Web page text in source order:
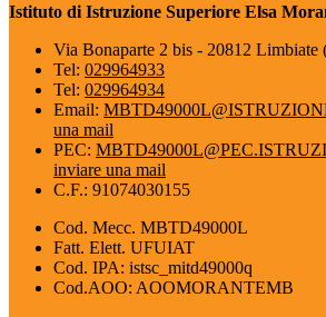
Istituto di Istruzione Superiore Elsa
Via Bonaparte 2 bis - 20812 Limbiate
Tel: 029964933
Tel: 029964934
Email:
una mail
PEC:
inviare una mail
C.F.: 91074030155
Cod. Mecc. MBTD49000L
Fatt. Elett. UFUIAT
Cod. IPA: istsc_mitd49000q
Cod.AOO: AOOMORANTEMB